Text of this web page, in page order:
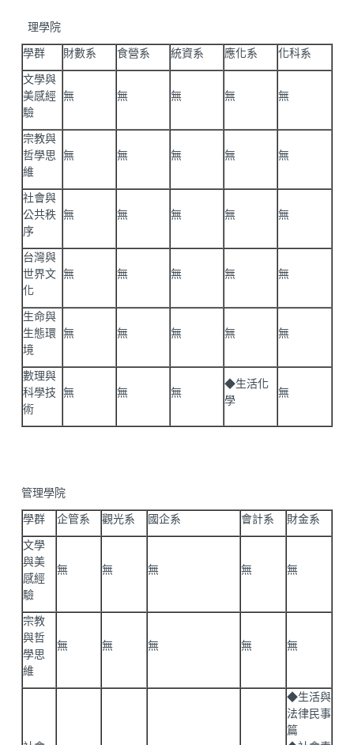
理學院
學群 財數系 食營系 統資系 應化系 化科系
文學與
美感經
驗
無 無 無 無 無
宗教與
哲學思
維
無 無 無 無 無
社會與
公共秩
序
無 無 無 無 無
台灣與
世界文
化
無 無 無 無 無
生命與
生態環
境
無 無 無 無 無
數理與
科學技
術
無 無 無
◆生活化
學
無
管理學院
學群 企管系 觀光系 國企系 會計系 財金系
文學
與美
感經
驗
無 無 無 無 無
宗教
與哲
學思
維
無 無 無 無 無
◆生活與
法律民事
篇